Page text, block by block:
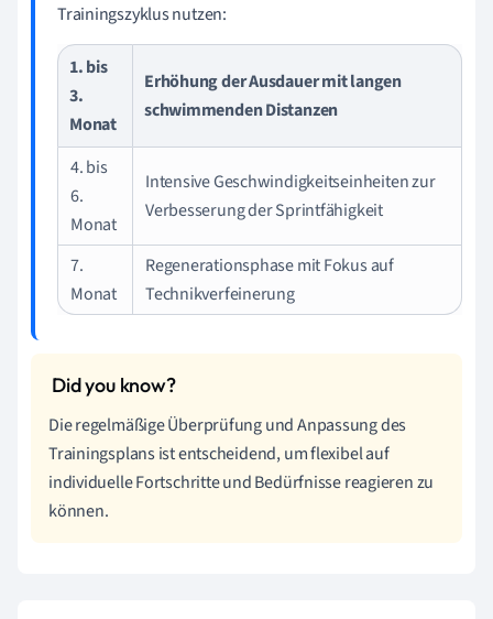
Trainingszyklus nutzen:
1. bis
3.
Monat
Erhöhung der Ausdauer mit langen
schwimmenden Distanzen
4. bis
6.
Monat
Intensive Geschwindigkeitseinheiten zur
Verbesserung der Sprintfähigkeit
7.
Monat
Regenerationsphase mit Fokus auf
Technikverfeinerung
Die regelmäßige Überprüfung und Anpassung des
Trainingsplans ist entscheidend, um flexibel auf
individuelle Fortschritte und Bedürfnisse reagieren zu
können.